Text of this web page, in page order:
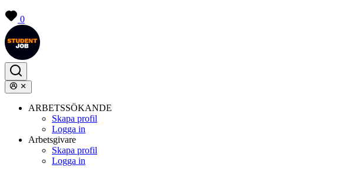
0
ARBETSSÖKANDE
Skapa profil
Logga in
Arbetsgivare
Skapa profil
Logga in